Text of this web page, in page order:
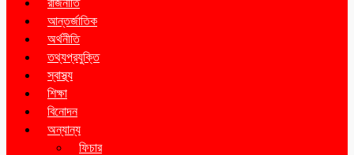
রাজনীতি
আন্তর্জাতিক
অর্থনীতি
তথ্যপ্রযুক্তি
স্বাস্থ্য
শিক্ষা
বিনোদন
অন্যান্য
ফিচার